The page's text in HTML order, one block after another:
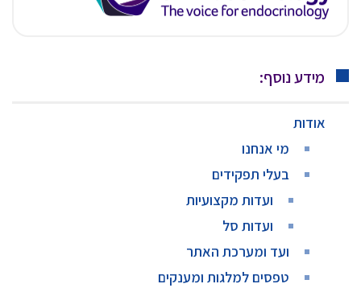
מידע נוסף:
אודות
מי אנחנו
בעלי תפקידים
ועדות מקצועיות
ועדות סל
ועד ומערכת האתר
טפסים למלגות ומענקים